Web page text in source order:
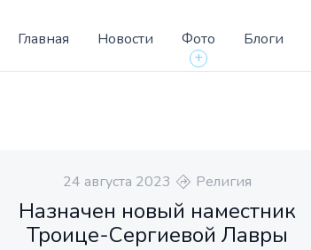
Главная Новости
Фото
+
Блоги
24 августа 2023 Религия
Назначен новый наместник
Троице-Сергиевой Лавры